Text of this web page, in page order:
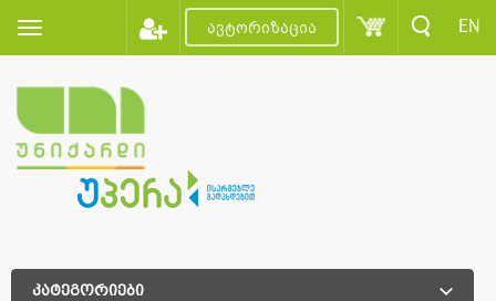
ავტორიზაცია EN
კატეგორიები